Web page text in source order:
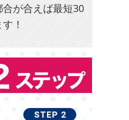
が合えば最短30
す！